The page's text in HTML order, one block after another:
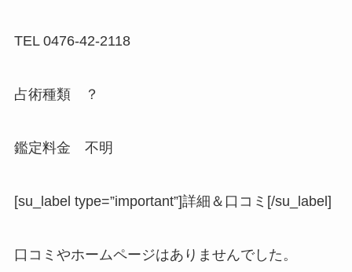
TEL 0476-42-2118
占術種類 ？
鑑定料金 不明
[su_label type=”important”]詳細＆口コミ[/su_label]
口コミやホームページはありませんでした。